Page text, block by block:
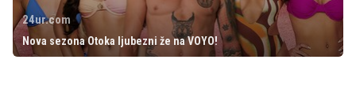
24ur.com
Nova sezona Otoka ljubezni že na VOYO!